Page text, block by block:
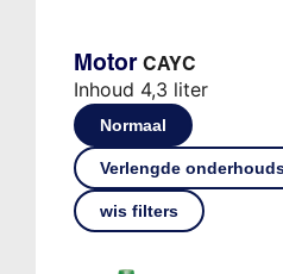
Motor CAYC
Inhoud 4,3 liter
Normaal
Verlengde
wis filters